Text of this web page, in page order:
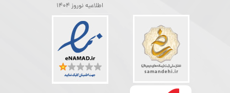
اطلاعیه نوروز 1404